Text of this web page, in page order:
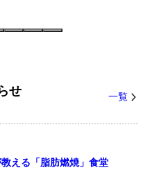
から あれから2年！
せ 一覧
える「脂肪燃焼」食堂